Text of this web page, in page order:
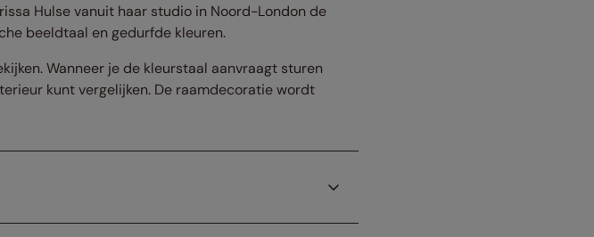
Hulse vanuit haar studio in Noord-London de
beeldtaal en gedurfde kleuren.
Wanneer je de kleurstaal aanvraagt sturen
kunt vergelijken. De raamdecoratie wordt